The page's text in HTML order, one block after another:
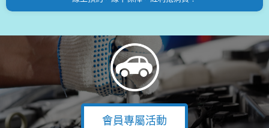
會員專屬活動